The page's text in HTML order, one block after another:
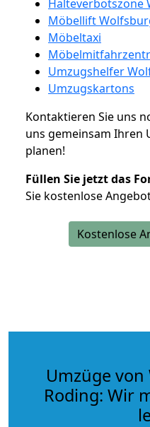
Halteverbotszone
Möbellift
Möbeltaxi
Umzugshelfer
Umzugskartons
Kontaktieren Sie uns
uns gemeinsam Ihren
planen!
Füllen Sie jetzt das
Sie kostenlose
Kostenlose
Umzüge
Roding: Wir